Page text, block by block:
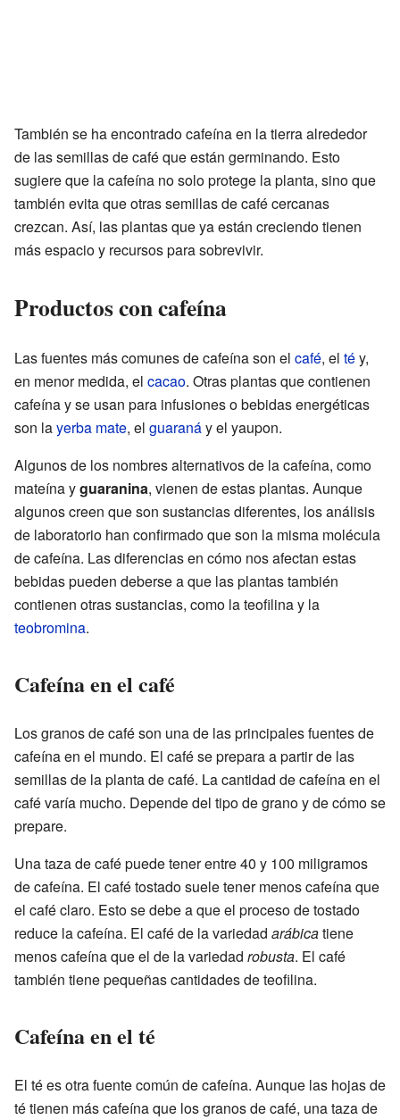
También se ha encontrado cafeína en la tierra alrededor
de las semillas de café que están germinando. Esto
sugiere que la cafeína no solo protege la planta, sino que
también evita que otras semillas de café cercanas
crezcan. Así, las plantas que ya están creciendo tienen
más espacio y recursos para sobrevivir.
Productos con cafeína
Las fuentes más comunes de cafeína son el café, el téy,
en menor medida, el cacao. Otras plantas que contienen
cafeína y se usan para infusiones o bebidas energéticas
son layerba mate, el guaranáy el yaupon.
Algunos de los nombres alternativos de la cafeína, como
mateína yguaranina, vienen de estas plantas. Aunque
algunos creen que son sustancias diferentes, los análisis
de laboratorio han confirmado que son la misma molécula
de cafeína. Las diferencias en cómo nos afectan estas
bebidas pueden deberse a que las plantas también
contienen otras sustancias, como la teofilina y la
teobromina.
Cafeína en el café
Los granos de café son una de las principales fuentes de
cafeína en el mundo. El café se prepara a partir de las
semillas de la planta de café. La cantidad de cafeína en el
café varía mucho. Depende del tipo de grano y de cómo se
prepare.
Una taza de café puede tener entre 40 y 100 miligramos
de cafeína. El café tostado suele tener menos cafeína que
el café claro. Esto se debe a que el proceso de tostado
reduce la cafeína. El café de la variedad arábicatiene
menos cafeína que el de la variedad robusta. El café
también tiene pequeñas cantidades de teofilina.
Cafeína en el té
El té es otra fuente común de cafeína. Aunque las hojas de
té tienen más cafeína que los granos de café, una taza de